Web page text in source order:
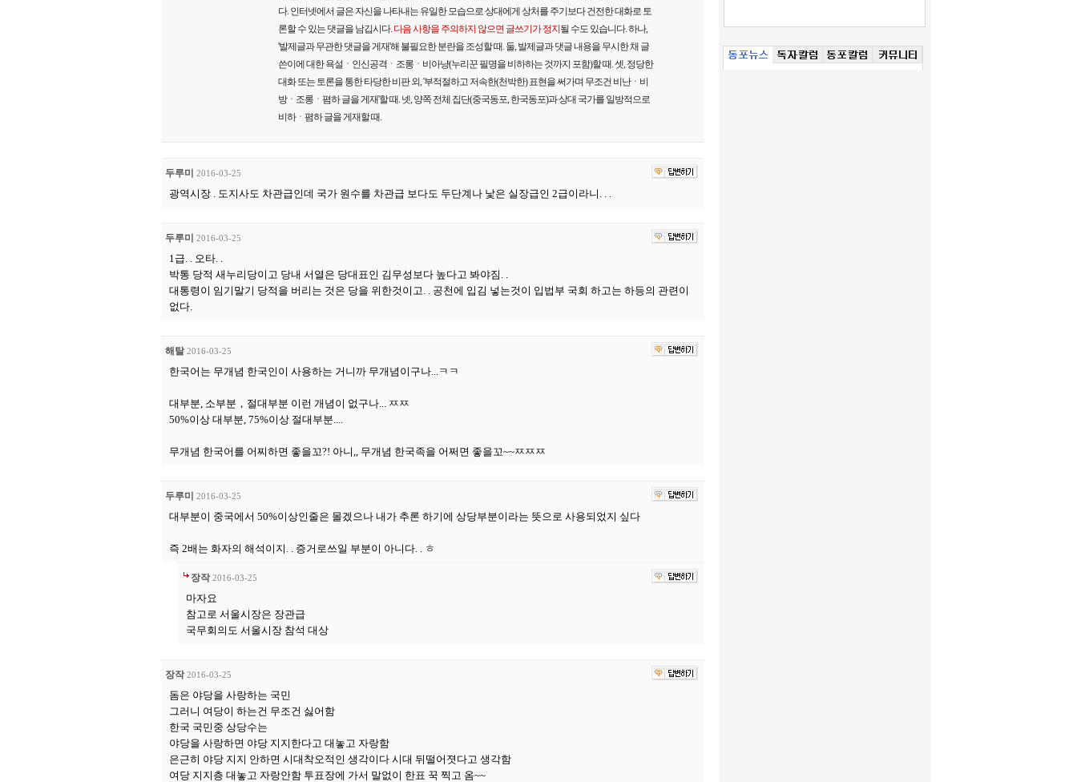
다. 인터넷에서 글은 자신을 나타내는 유일한 모습으로 상대에게 상처를 주기보다 건전한 대화로 토
론할 수 있는 댓글을 남깁시다. 다음 사항을 주의하지 않으면 글쓰기가 정지 될 수도 있습니다. 하나,
'발제글과 무관한 댓글을 게재'해 불필요한 분란을 조성할 때. 둘, 발제글과 댓글 내용을 무시한 채 글
쓴이에 대한 욕설ㆍ인신공격ㆍ조롱ㆍ비아냥(누리꾼 필명을 비하하는 것까지 포함)할 때. 셋, 정당한
대화 또는 토론을 통한 타당한 비판 외, '부적절하고 저속한(천박한) 표현을 써가며 무조건 비난ㆍ비
방ㆍ조롱ㆍ폄하 글을 게재'할 때. 넷, 양쪽 전체 집단(중국동포, 한국동포)과 상대 국가를 일방적으로
비하ㆍ폄하 글을 게재할 때.
두루미 2016-03-25
광역시장 . 도지사도 차관급인데 국가 원수를 차관급 보다도 두단계나 낯은 실장급인 2급이라니. . .
두루미 2016-03-25
1급. . 오타. .
박통 당적 새누리당이고 당내 서열은 당대표인 김무성보다 높다고 봐야짐. .
대통령이 임기말기 당적을 버리는 것은 당을 위한것이고. . 공천에 입김 넣는것이 입법부 국회 하고는 하등의 관련이
없다.
해탈 2016-03-25
한국어는 무개념 한국인이 사용하는 거니까 무개념이구나...ㅋㅋ
대부분, 소부분，절대부분 이런 개념이 없구나... ㅉㅉ
50%이상 대부분, 75%이상 절대부분....
무개념 한국어를 어찌하면 좋을꼬?! 아니,, 무개념 한국족을 어쩌면 좋을꼬~~ㅉㅉㅉ
두루미 2016-03-25
대부분이 중국에서 50%이상인줄은 몰겠으나 내가 추론 하기에 상당부분이라는 뜻으로 사용되었지 싶다
즉 2배는 화자의 해석이지. . 증거로쓰일 부분이 아니다. . ㅎ
장작 2016-03-25
마자요
참고로 서울시장은 장관급
국무회의도 서울시장 참석 대상
장작 2016-03-25
돔은 야당을 사랑하는 국민
그러니 여당이 하는건 무조건 싫어함
한국 국민중 상당수는
야당을 사랑하면 야당 지지한다고 대놓고 자랑함
은근히 야당 지지 안하면 시대착오적인 생각이다 시대 뒤떨어졋다고 생각함
여당 지지층 대놓고 자랑안함 투표장에 가서 말없이 한표 꾹 찍고 옴~~